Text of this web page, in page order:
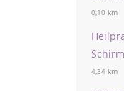
0,10 km
4,34 km